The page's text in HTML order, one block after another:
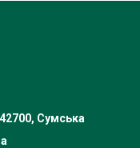
Сумська